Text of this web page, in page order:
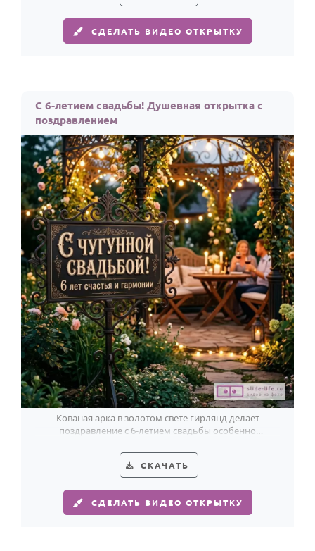
СДЕЛАТЬ ВИДЕО ОТКРЫТКУ
С 6-летием свадьбы! Душевная открытка с
поздравлением
Кованая арка в золотом свете гирлянд делает
поздравление с 6-летием свадьбы особенно
СКАЧАТЬ
СДЕЛАТЬ ВИДЕО ОТКРЫТКУ